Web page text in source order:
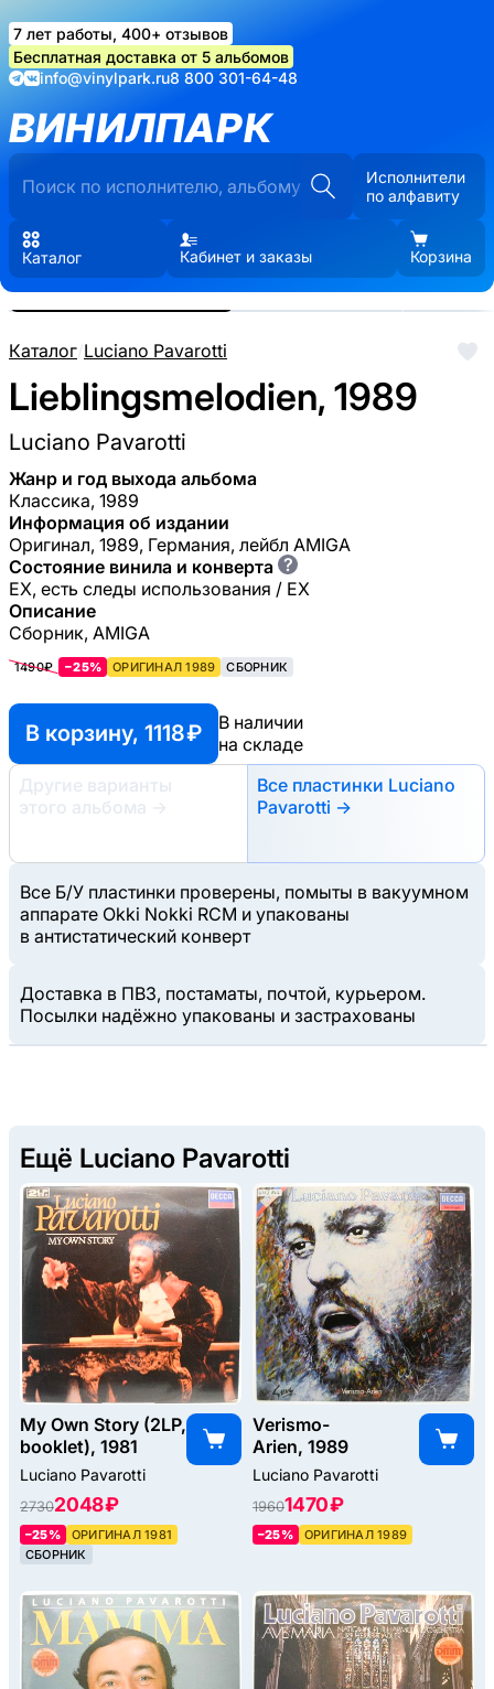
7 лет работы, 400+ отзывов
Бесплатная доставка от 5 альбомов
info@vinylpark.ru8 800 301-64-48
ВИНИЛПАРК
Исполнители
по алфавиту
Каталог Кабинет и заказы Корзина
Каталог/Luciano Pavarotti
Lieblingsmelodien, 1989
Luciano Pavarotti
Жанр и год выхода альбома
Классика, 1989
Информация об издании
Оригинал, 1989, Германия, лейбл AMIGA
Состояние винила и конверта ?
EX, есть следы использования / EX
Описание
Сборник, AMIGA
1490₽ −25% ОРИГИНАЛ 1989 СБОРНИК
В корзину, 1118 ₽
В наличии
на складе
Другие варианты
этого альбома
→
Все пластинки Luciano
Pavarotti →
Все Б/У пластинки проверены, помыты в вакуумном
аппарате Okki Nokki RCM и упакованы
в антистатический конверт
Доставка в ПВЗ, постаматы, почтой, курьером.
Посылки надёжно упакованы и застрахованы
Реальные фото пластинки.
Нажмите, чтобы увеличить
Ещё Luciano Pavarotti
My Own Story (2LP,
booklet), 1981
Luciano Pavarotti
27302048 ₽
–25%
ОРИГИНАЛ 1981
СБОРНИК
Verismo-
Arien, 1989
Luciano Pavarotti
19601470 ₽
–25% ОРИГИНАЛ 1989